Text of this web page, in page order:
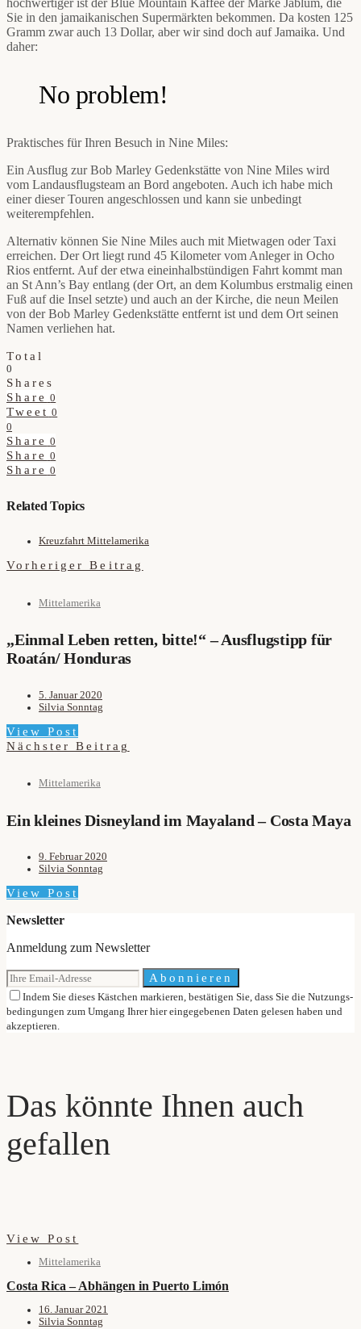
hochwertiger ist der Blue Mountain Kaffee der Marke Jablum, die
Sie in den jamaikanischen Supermärkten bekommen. Da kosten 125
Gramm zwar auch 13 Dollar, aber wir sind doch auf Jamaika. Und
daher:
No problem!
Praktisches für Ihren Besuch in Nine Miles:
Ein Ausflug zur Bob Marley Gedenkstätte von Nine Miles wird
vom Landausflugsteam an Bord angeboten. Auch ich habe mich
einer dieser Touren angeschlossen und kann sie unbedingt
weiterempfehlen.
Alternativ können Sie Nine Miles auch mit Mietwagen oder Taxi
erreichen. Der Ort liegt rund 45 Kilometer vom Anleger in Ocho
Rios entfernt. Auf der etwa eineinhalbstündigen Fahrt kommt man
an St Ann’s Bay entlang (der Ort, an dem Kolumbus erstmalig einen
Fuß auf die Insel setzte) und auch an der Kirche, die neun Meilen
von der Bob Marley Gedenkstätte entfernt ist und dem Ort seinen
Namen verliehen hat.
Total
0
Shares
Share 0
Tweet 0
0
Share 0
Share 0
Share 0
Related Topics
Kreuzfahrt Mittelamerika
Vorheriger Beitrag
Mittelamerika
„Einmal Leben retten, bitte!“ – Ausflugstipp für
Roatán/ Honduras
5. Januar 2020
Silvia Sonntag
View Post
Nächster Beitrag
Mittelamerika
Ein kleines Disneyland im Mayaland – Costa Maya
9. Februar 2020
Silvia Sonntag
View Post
Newsletter
Anmeldung zum Newsletter
Abonnieren
Indem Sie dieses Kästchen markieren, bestätigen Sie, dass Sie die Nutzungs-
bedingungen zum Umgang Ihrer hier eingegebenen Daten gelesen haben und
akzeptieren.
Das könnte Ihnen auch
gefallen
View Post
Mittelamerika
Costa Rica – Abhängen in Puerto Limón
16. Januar 2021
Silvia Sonntag